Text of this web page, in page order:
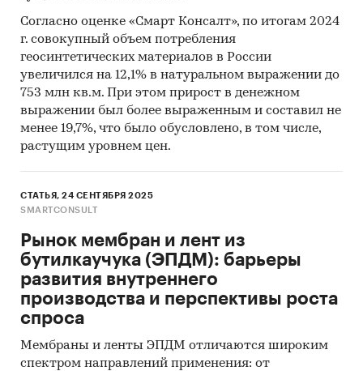
Согласно оценке «Смарт Консалт», по итогам 2024
г. совокупный объем потребления
геосинтетических материалов в России
увеличился на 12,1% в натуральном выражении до
753 млн кв.м. При этом прирост в денежном
выражении был более выраженным и составил не
менее 19,7%, что было обусловлено, в том числе,
растущим уровнем цен.
СТАТЬЯ, 24 СЕНТЯБРЯ 2025
SMARTCONSULT
Рынок мембран и лент из
бутилкаучука (ЭПДМ): барьеры
развития внутреннего
производства и перспективы роста
спроса
Мембраны и ленты ЭПДМ отличаются широким
спектром направлений применения: от